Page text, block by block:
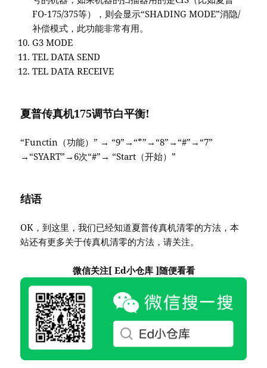
FO-175/375等），则会显示“SHADING MODE”消隐/
补偿模式，此功能非常有用。
G3 MODE
TEL DATA SEND
TEL DATA RECEIVE
夏普传真机175调节白平衡!
“Functin（功能）” → “9”→“*”→“8”→“#”→“7”
→“SYART”→6次“#”→ “Start（开始）”
结语
OK，到这里，我们已经知道夏普传真机清零的方法，本
站还有更多关于传真机清零的方法，请关注。
微信关注[ Ed小仓库 ]随便看看